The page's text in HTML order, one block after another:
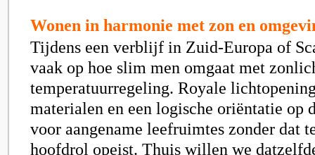
Wonen in harmonie met zon en
Tijdens een verblijf in Zuid-Europa of
vaak op hoe slim men omgaat met
temperatuurregeling. Royale
materialen en een logische oriëntatie op
voor aangename leefruimtes zonder dat
hoofdrol opeist. Thuis willen we